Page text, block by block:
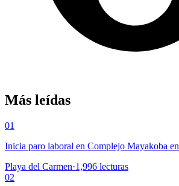
Más leídas
01
Inicia paro laboral en Complejo Mayakoba
Playa del Carmen·1,996 lecturas
02